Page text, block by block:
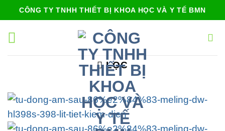
qua
nội
CÔNG TY TNHH THIẾT BỊ KHOA HỌC VÀ Y TẾ BMN
LỌC